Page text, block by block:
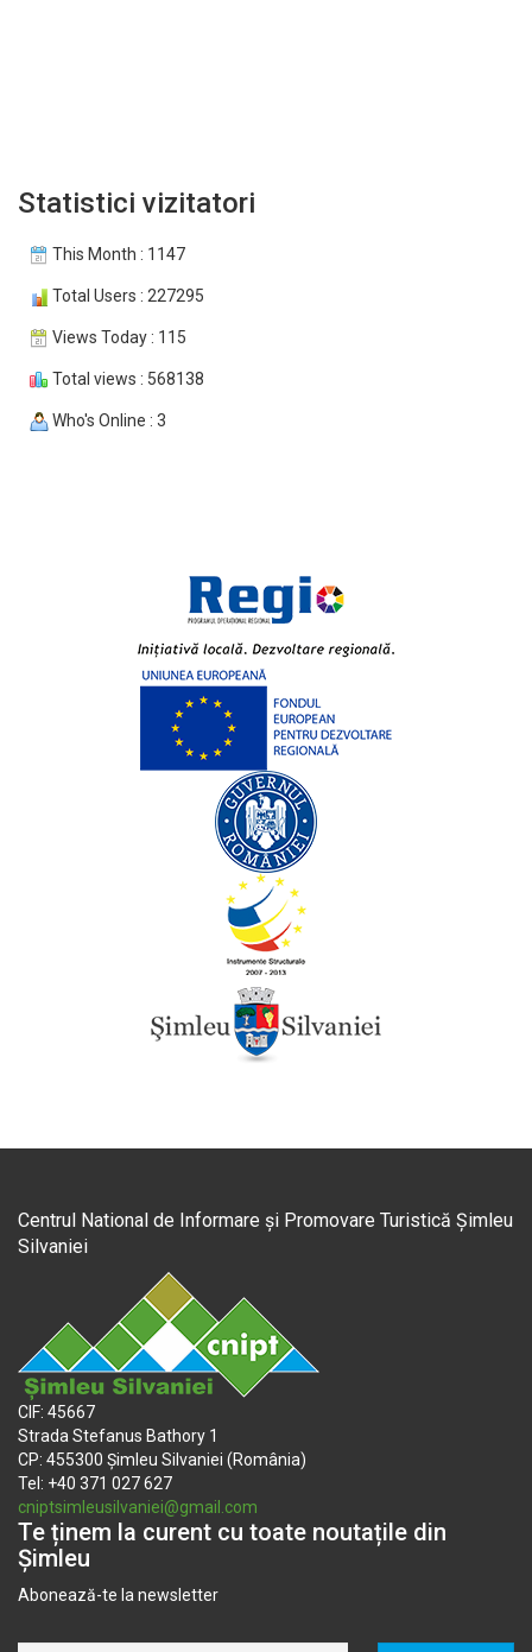
Statistici vizitatori
This Month : 1147
Total Users : 227295
Views Today : 115
Total views : 568138
Who's Online : 3
Centrul National de Informare și Promovare Turistică Șimleu
Silvaniei
CIF: 45667
Strada Stefanus Bathory 1
CP: 455300 Șimleu Silvaniei (România)
Tel: +40 371 027 627
cniptsimleusilvaniei@gmail.com
Te ținem la curent cu toate noutațile din
Șimleu
Abonează-te la newsletter